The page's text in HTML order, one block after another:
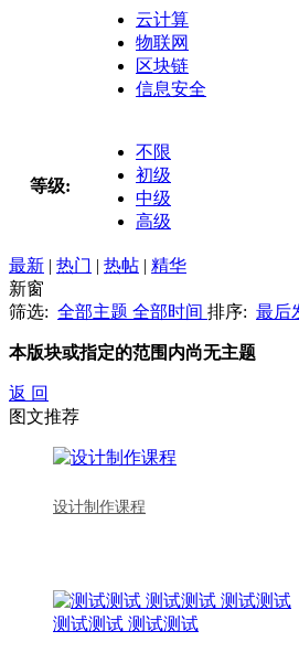
云计算
物联网
区块链
信息安全
等级:
不限
初级
中级
高级
最新 | 热门 | 热帖 | 精华
新窗
筛选: 全部主题 全部时间 排序: 最后
本版块或指定的范围内尚无主题
返 回
图文推荐
设计制作课程